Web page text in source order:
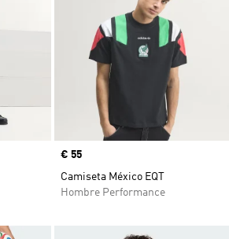
Precio
€ 55
Camiseta México EQT
Hombre Performance